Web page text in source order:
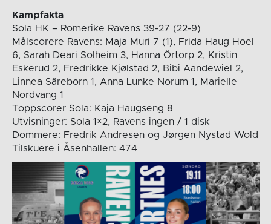
Kampfakta
Sola HK – Romerike Ravens 39-27 (22-9)
Målscorere Ravens: Maja Muri 7 (1), Frida Haug Hoel
6, Sarah Deari Solheim 3, Hanna Örtorp 2, Kristin
Eskerud 2, Fredrikke Kjølstad 2, Bibi Aandewiel 2,
Linnea Säreborn 1, Anna Lunke Norum 1, Marielle
Nordvang 1
Toppscorer Sola: Kaja Haugseng 8
Utvisninger: Sola 1×2, Ravens ingen / 1 disk
Dommere: Fredrik Andresen og Jørgen Nystad Wold
Tilskuere i Åsenhallen: 474